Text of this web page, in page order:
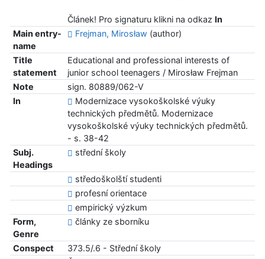
Článek! Pro signaturu klikni na odkaz In
Main entry-
name
Frejman, Mirosław (author)
Title
statement
Educational and professional interests of
junior school teenagers / Mirosław Frejman
Note
sign. 80889/062-V
In
Modernizace vysokoškolské výuky
technických předmětů. Modernizace
vysokoškolské výuky technických předmětů.
- s. 38-42
Subj.
Headings
střední školy
středoškolští studenti
profesní orientace
empirický výzkum
Form,
Genre
články ze sborníku
Conspect
373.5/.6 - Střední školy